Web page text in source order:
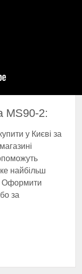
MS90-2:
у Києві за
найбільш
Оформити
за